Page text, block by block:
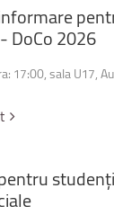
-DoCo2026
17:00, sala U17,